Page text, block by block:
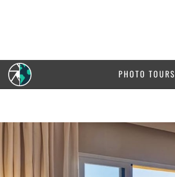
PHOTO TOURS